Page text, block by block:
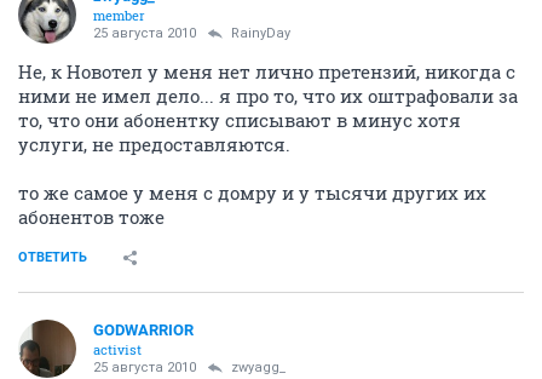
member
25 августа 2010 RainyDay
Не, к Новотел у меня нет лично претензий, никогда с
ними не имел дело... я про то, что их оштрафовали за
то, что они абонентку списывают в минус хотя
услуги, не предоставляются.
то же самое у меня с домру и у тысячи других их
абонентов тоже
ОТВЕТИТЬ
GODWARRIOR
activist
25 августа 2010 zwyagg_